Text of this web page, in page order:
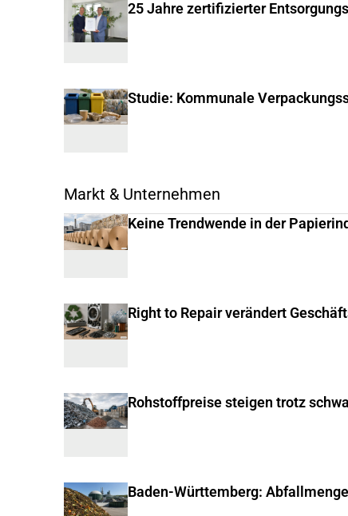
25 Jahre zertifizierter
Studie: Kommunale
Markt & Unternehmen
Keine Trendwende in der
Right to Repair verändert
Rohstoffpreise steigen trotz
Baden-Württemberg: